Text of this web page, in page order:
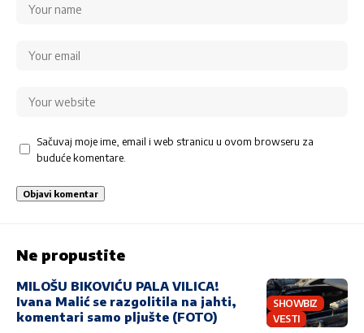
Sačuvaj moje ime, email i web stranicu u ovom browseru za
buduće komentare.
Ne propustite
SHOWBIZ
VESTI
MILOŠU BIKOVIĆU PALA VILICA!
Ivana Malić se razgolitila na jahti,
komentari samo pljušte (FOTO)